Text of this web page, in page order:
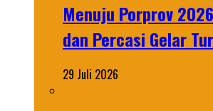
Menuju Porprov
dan Percasi Gelar
29 Juli 2026